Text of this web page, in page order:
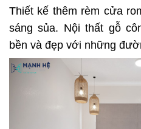
Thiết kế thêm rèm cửa
sáng sủa. Nội thất gỗ
bền và đẹp với những